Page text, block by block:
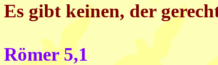
Es gibt keinen, der
Römer 5,1